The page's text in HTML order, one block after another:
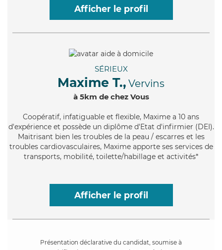
Afficher le profil
SÉRIEUX
Maxime T., Vervins
à 5km de chez Vous
Coopératif, infatiguable et flexible, Maxime a 10 ans
d'expérience et possède un diplôme d'Etat d'infirmier (DEI).
Maitrisant bien les troubles de la peau / escarres et les
troubles cardiovasculaires, Maxime apporte ses services de
transports, mobilité, toilette/habillage et activités*
Afficher le profil
Présentation déclarative du candidat, soumise à